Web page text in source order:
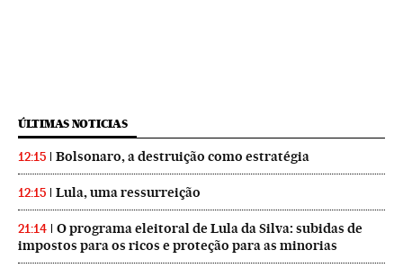
ÚLTIMAS NOTICIAS
12:15 Bolsonaro, a destruição como estratégia
12:15 Lula, uma ressurreição
21:14
O programa eleitoral de Lula da Silva: subidas de
impostos para os ricos e proteção para as minorias